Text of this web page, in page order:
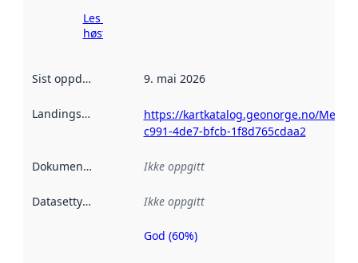
Les mer om
høsting her
Sist oppdatert 9. mai 2026
Landingsside
https://kartkatalog.geonorge.no/
c991-4de7-bfcb-1f8d765cdaa2
Dokumentasjon Ikke oppgitt
Datasettype Ikke oppgitt
Metadatakvalitet
God (60%)